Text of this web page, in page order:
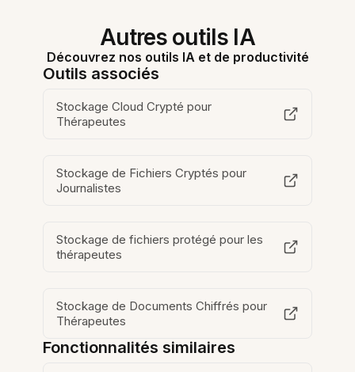
Autres outils IA
Découvrez nos outils IA et de productivité
Outils associés
Stockage Cloud Crypté pour
Thérapeutes
Stockage de Fichiers Cryptés pour
Journalistes
Stockage de fichiers protégé pour les
thérapeutes
Stockage de Documents Chiffrés pour
Thérapeutes
Fonctionnalités similaires